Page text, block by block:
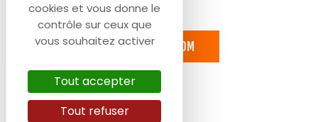
Selforme.com
cookies et vous donne le
contrôle sur ceux que
vous souhaitez activer
Tout accepter
Tout refuser